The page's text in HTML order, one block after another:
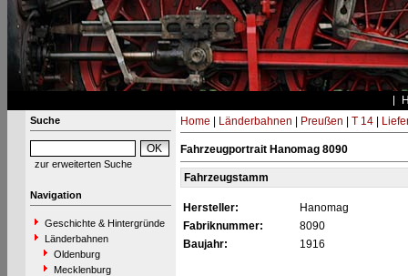
Suche
zur erweiterten Suche
Navigation
Geschichte & Hintergründe
Länderbahnen
Oldenburg
Mecklenburg
Home Länderbahnen Preußen T 14|
Fahrzeugportrait Hanomag 8090
Fahrzeugstamm
Hersteller:
Hanomag
Fabriknummer:
8090
Baujahr:
1916